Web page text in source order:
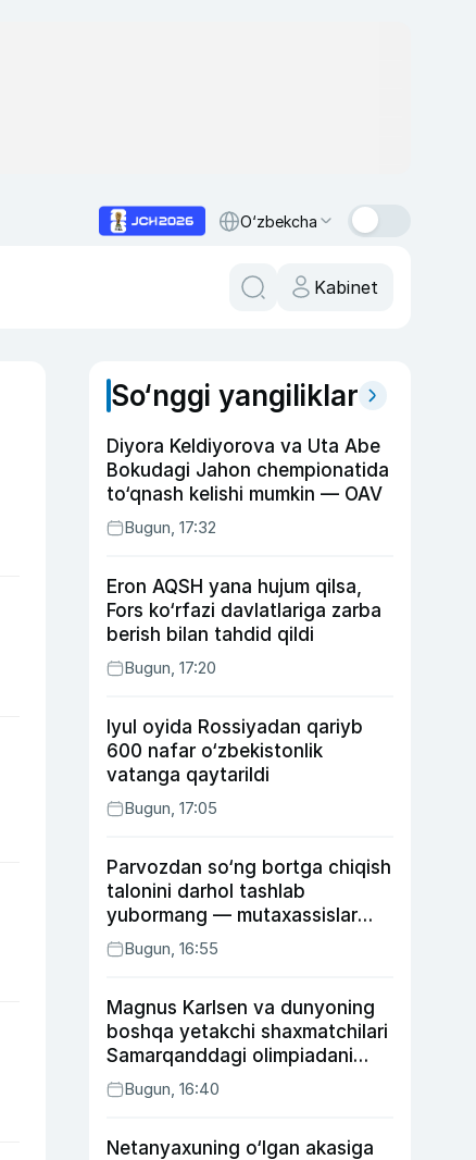
O‘zbekcha
Kabinet
So‘nggi yangiliklar
Diyora Keldiyorova va Uta Abe
Bokudagi Jahon chempionatida
to‘qnash kelishi mumkin — OAV
Bugun, 17:32
Eron AQSH yana hujum qilsa,
Fors ko‘rfazi davlatlariga zarba
berish bilan tahdid qildi
Bugun, 17:20
Iyul oyida Rossiyadan qariyb
600 nafar o‘zbekistonlik
vatanga qaytarildi
Bugun, 17:05
Parvozdan so‘ng bortga chiqish
talonini darhol tashlab
yubormang — mutaxassislar
buning sababini tushuntirdi
Bugun, 16:55
Magnus Karlsen va dunyoning
boshqa yetakchi shaxmatchilari
Samarqanddagi olimpiadani
o‘tkazib yuboradi
Bugun, 16:40
Netanyaxuning o‘lgan akasiga